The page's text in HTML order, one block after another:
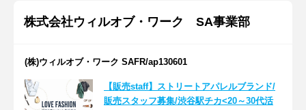
株式会社ウィルオブ・ワーク SA事業部
(株)ウィルオブ・ワーク SAFR/ap130601
【販売staff】ストリートアパレルブランド/
販売スタッフ募集/渋谷駅チカ<20～30代活